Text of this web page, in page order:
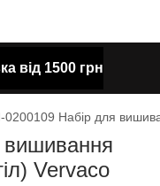
від 1500 грн
0200109 Набір для
вишивання
Vervaco